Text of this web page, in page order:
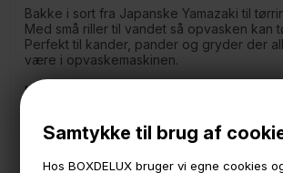
Samtykke til brug af
Hos BOXDELUX bruger vi egne cookies
Bakke i sort fra Japanske Yamazaki til
Med små riller til vandet så opvasken kan
Perfekt til kander, pander og gryder der
være i opvaskemaskinen.
Måler